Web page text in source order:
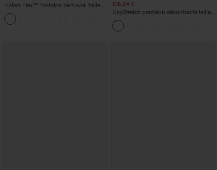
Halara Flex™ Pantalon de travail taille
haute avec poche latérale arrière et
légère coupe évasée
105,24 €
DayStretch pantalon décontracté taille
haute avec poches et coupe droite